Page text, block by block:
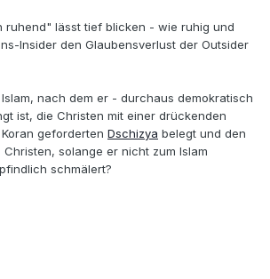
ruhend" lässt tief blicken - wie ruhig und
Insider den Glaubensverlust der Outsider
nach dem er - durchaus demokratisch
ist, die Christen mit einer drückenden
geforderten Dschizya belegt und den
solange er nicht zum Islam
schmälert?